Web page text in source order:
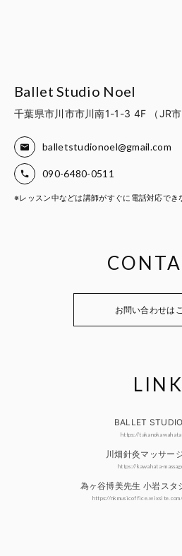
Ballet Studio Noel
千葉県市川市市川南1-1-3 4F （JR市
balletstudionoel@gmail.com
090-6480-0511
※レッスン中などは講師がすぐに電話対応でき
お問い合わせは
LINK
BALLET
https://
川畑針灸マッサー
https://kawahata-
為ヶ谷博美先生 小岩スタ
https://